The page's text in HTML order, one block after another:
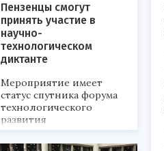
Пензенцы смогут
принять участие в
научно-
технологическом
диктанте
Мероприятие имеет
статус спутника форума
технологического
развития
«Технопром-2026».